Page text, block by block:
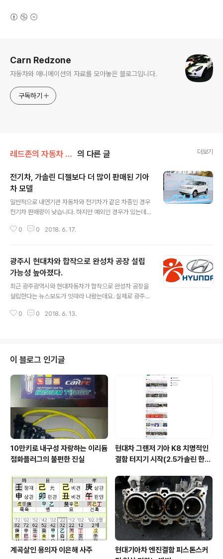
Carn Redzone
자동차와 애니메이션의 자료를 모아놓은 블로그입니다.
구독하기
레드존의 자동차 이야기/최신 자동차 뉴스 의 다른 글 더보기
전기차, 가솔린 디젤보다 더 많이 판매된 기아
차 모델
일반적으로 내연기관 자동차와 전기차가 같은 차종인 경우
전기차 판매량이 낮습니다. 하지만 예외인 경우가 있는데
5월까지 총 1068대를 판매했습니다. 월 200-300대 수
요. 이런 사례는 국내 또는 수입차에서도 흔치 않은 사례라
고 합니다. 쏘울이 이렇게 많이 판매된 정확한 이유는 밝혀
진 바가 없습니다. 전기차 동력성능이 획기적으로 뛰어난
것도 아니고요. 1회 충전가능거리는 180km로 최근 출시
0만원으로 그렇다고 획기적으로 낮은 것도 아니죠. 다만
0 0 2018. 6. 17.
광주시 현대차와 합작으로 완성차 공장 설립
가능성 높아졌다.
최근 광주광역시와 현대자동차가 합작으로 완성차 공장을
설립한다는 뉴스보도가 잇따라 나왔는데요. 실제로 광주시
는 지난 4일 정종제 행정부시장을 단장으로 하는 협상단이
UV라고 합니다. 꽤 합의에 진전됐다고 하는데요. 광주시에
다르면 이번 현대차와 이뤄지는 합작법인 자산 규모는 7,0
00억원 이상의 될 것으로 예상하고 있습니다. 먼저 부지
규모 70만㎡ 생산 설비를 갖춰야 하기 때문이지요. 광주
광역시 윤장현 시장은 현대차가 새 합작법인에 2대 주주로
전체 투자금액의 19%가량인 1천3..
0 0 2018. 6. 13.
이 블로그 인기글
10만키로 내구성 자랑하는 이리듐
점화플러그의 불편한 진실
현대차 그랜저 기아 K8 치명적인
결함 터지기 시작(2.5가솔린 한
계곡살인 용의자 이은해 사주
현대기아차 엔진결함 피스톤스커